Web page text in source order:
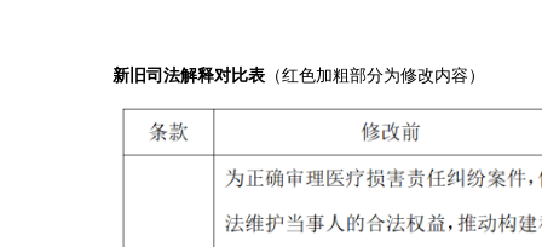
新旧司法解释对比表 （红色加粗部分为修改内容）